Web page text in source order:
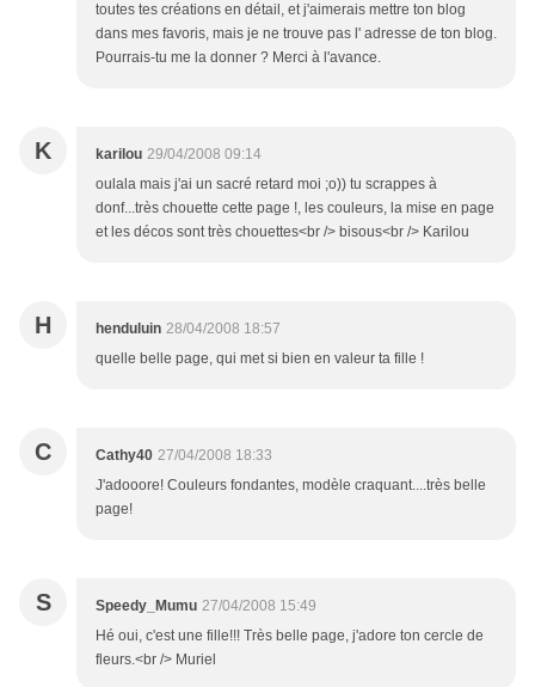
toutes tes créations en détail, et j'aimerais mettre ton blog
dans mes favoris, mais je ne trouve pas l' adresse de ton blog.
Pourrais-tu me la donner ? Merci à l'avance.
K karilou 29/04/2008 09:14
oulala mais j'ai un sacré retard moi ;o)) tu scrappes à
donf...très chouette cette page !, les couleurs, la mise en page
et les décos sont très chouettes<br /> bisous<br /> Karilou
H henduluin 28/04/2008 18:57
quelle belle page, qui met si bien en valeur ta fille !
C Cathy40 27/04/2008 18:33
J'adooore! Couleurs fondantes, modèle craquant....très belle
page!
S Speedy_Mumu 27/04/2008 15:49
Hé oui, c'est une fille!!! Très belle page, j'adore ton cercle de
fleurs.<br /> Muriel